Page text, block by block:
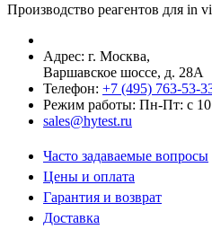
Производство реагентов для in
Адрес: г. Москва,
Варшавское шоссе, д. 28А
Телефон: +7 (495) 763-53-
Режим работы: Пн-Пт: с
sales@hytest.ru
Часто задаваемые вопросы
Цены и оплата
Гарантия и возврат
Доставка